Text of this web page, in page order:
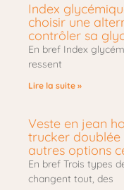
Index
choisir une
contrôler sa
En bref Index
ressent
Lire la suite »
Veste en jean
trucker doublée
autres options
En bref Trois types
changent tout, des